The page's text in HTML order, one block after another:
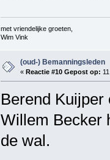
met vriendelijke groeten,
Wim Vink
(oud-) Bemanningsleden
« Reactie #10 Gepost op:
Berend Kuijper
Willem Becker
de wal.